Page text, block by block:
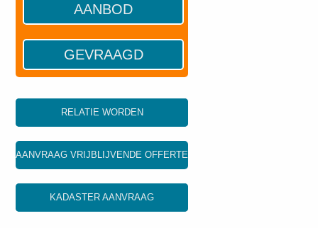
AANBOD
GEVRAAGD
RELATIE WORDEN
AANVRAAG VRIJBLIJVENDE OFFERTE
KADASTER AANVRAAG